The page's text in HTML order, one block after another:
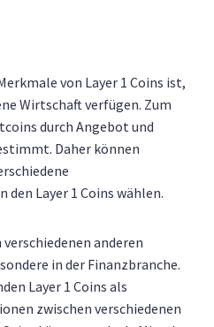
von Layer 1 Coins ist,
Wirtschaft verfügen. Zum
durch Angebot und
Daher können
Layer 1 Coins wählen.
verschiedenen anderen
in der Finanzbranche.
Layer 1 Coins als
zwischen verschiedenen